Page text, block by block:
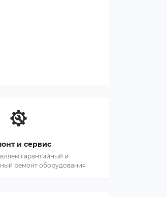
и сервис
гарантийный и
ремонт оборудования